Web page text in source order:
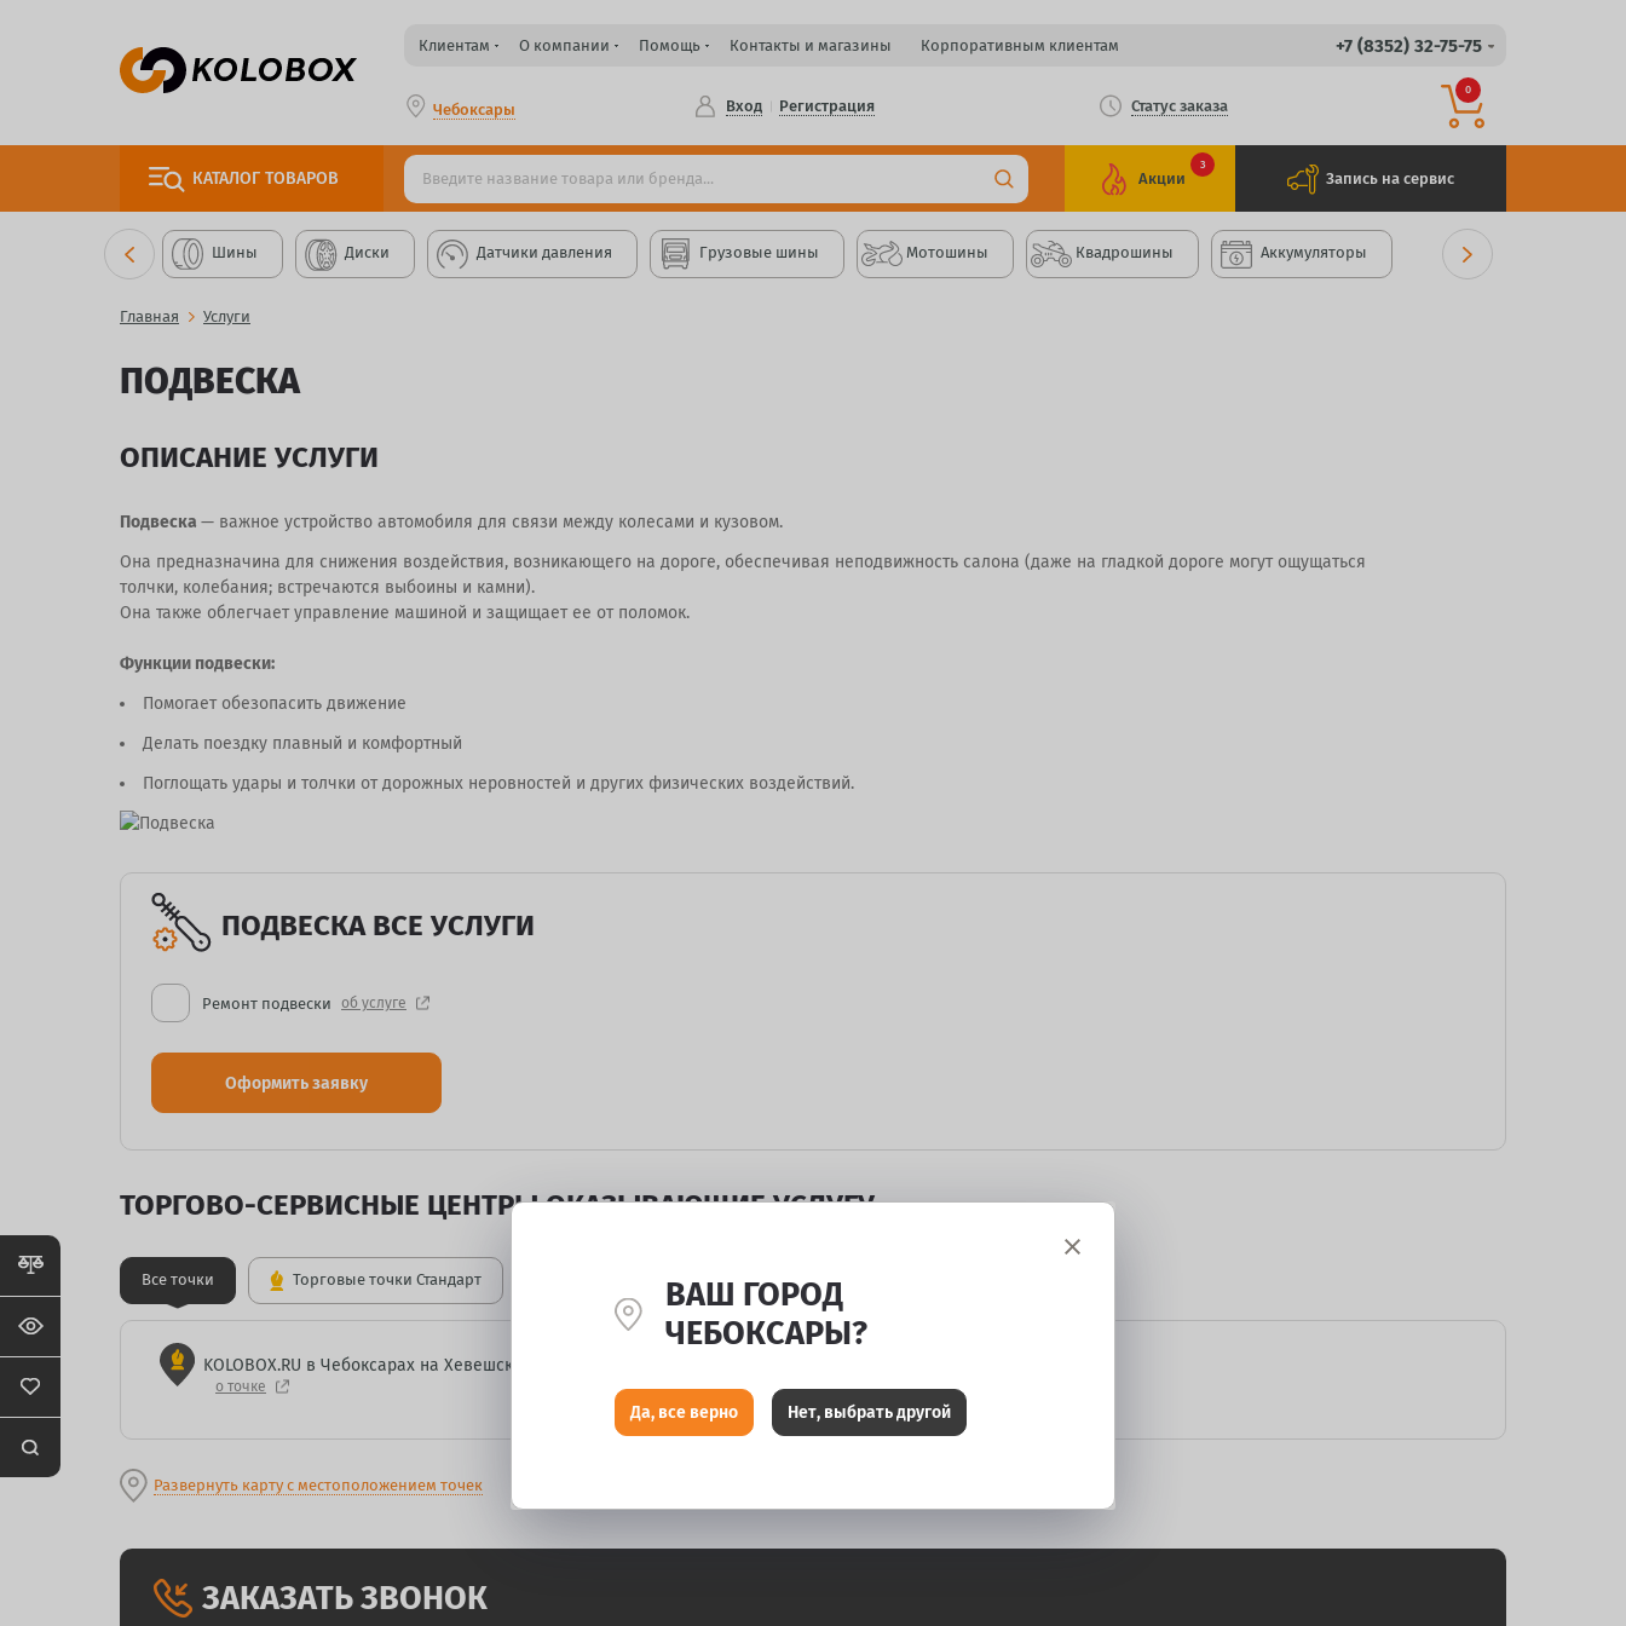
Клиентам О компании Помощь Контакты и магазины Корпоративным клиентам +7 (8352) 32-75-75
Чебоксары Вход Регистрация Статус заказа
0
КАТАЛОГ ТОВАРОВ Акции
3
Запись на сервис
Шины Диски Датчики давления Грузовые шины Мотошины Квадрошины Аккумуляторы
Главная Услуги
ПОДВЕСКА
ОПИСАНИЕ УСЛУГИ
Подвеска — важное устройство автомобиля для связи между колесами и кузовом.
Она предназначина для снижения воздействия, возникающего на дороге, обеспечивая неподвижность салона (даже на гладкой дороге могут ощущаться
толчки, колебания; встречаются выбоины и камни).
Она также облегчает управление машиной и защищает ее от поломок.
Функции подвески:
Помогает обезопасить движение
Делать поездку плавный и комфортный
Поглощать удары и толчки от дорожных неровностей и других физических воздействий.
ПОДВЕСКА ВСЕ УСЛУГИ
Ремонт подвески об услуге
Оформить заявку
ТОРГОВО-СЕРВИСНЫЕ ЦЕНТРЫ ОКАЗЫВАЮЩИЕ УСЛУГУ
Все точки Торговые точки Стандарт
KOLOBOX.RU в Чебоксарах на Хевешской
о точке
Развернуть карту с местоположением точек
ЗАКАЗАТЬ ЗВОНОК
ВАШ ГОРОД
ЧЕБОКСАРЫ?
Да, все верно Нет, выбрать другой